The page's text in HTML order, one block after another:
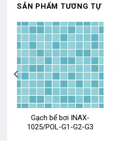
SẢN PHẨM TƯƠNG TỰ
Gạch bể bơi INAX-
1025/POL-G1-G2-G3